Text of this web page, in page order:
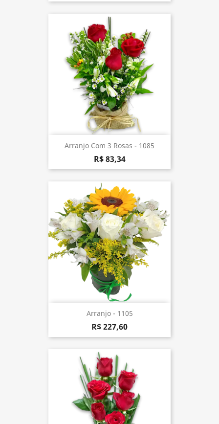
Arranjo Com 3 Rosas - 1085
R$ 83,34
Arranjo - 1105
R$ 227,60